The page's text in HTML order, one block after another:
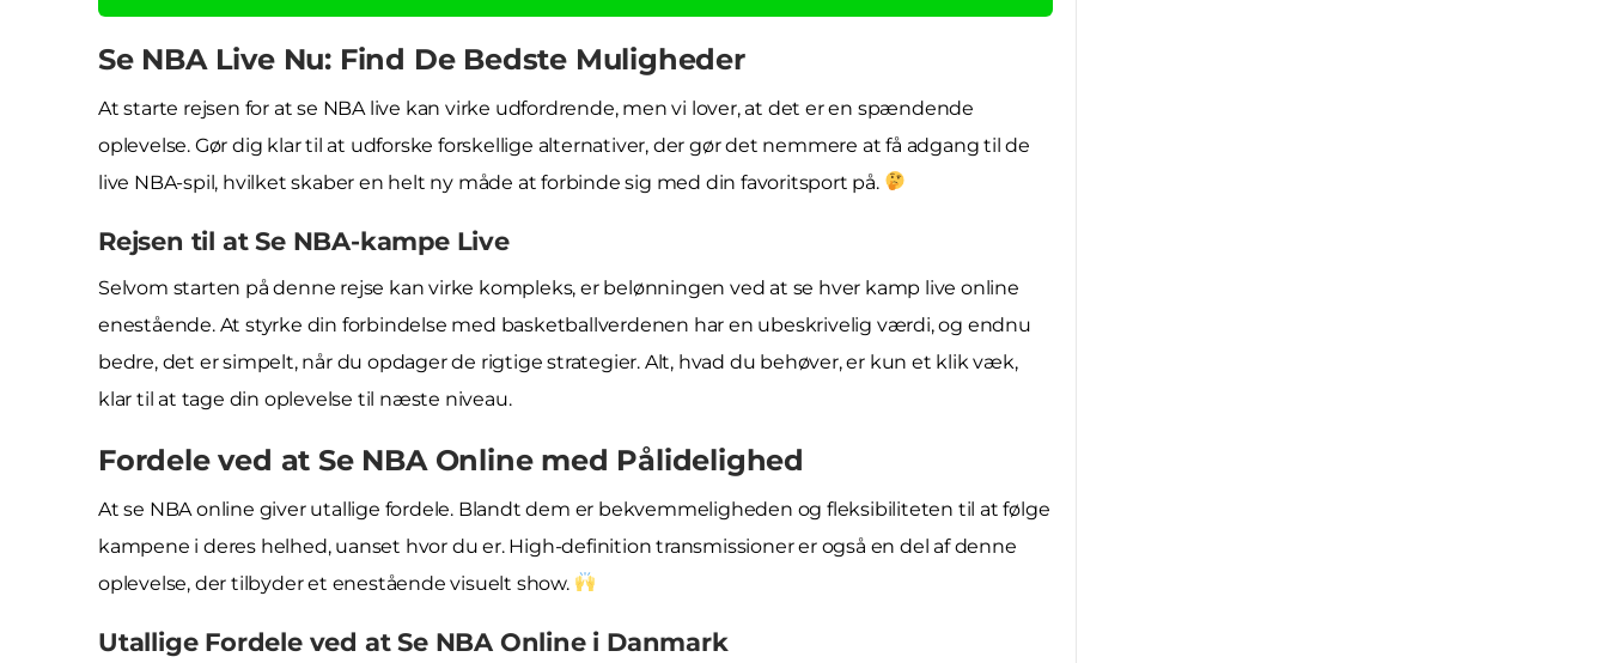
Se NBA Live Nu: Find De Bedste Muligheder
At starte rejsen for at se NBA live kan virke udfordrende, men vi lover, at det er en spændende
oplevelse. Gør dig klar til at udforske forskellige alternativer, der gør det nemmere at få adgang til de
live NBA-spil, hvilket skaber en helt ny måde at forbinde sig med din favoritsport på.
Rejsen til at Se NBA-kampe Live
Selvom starten på denne rejse kan virke kompleks, er belønningen ved at se hver kamp live online
enestående. At styrke din forbindelse med basketballverdenen har en ubeskrivelig værdi, og endnu
bedre, det er simpelt, når du opdager de rigtige strategier. Alt, hvad du behøver, er kun et klik væk,
klar til at tage din oplevelse til næste niveau.
Fordele ved at Se NBA Online med Pålidelighed
At se NBA online giver utallige fordele. Blandt dem er bekvemmeligheden og fleksibiliteten til at følge
kampene i deres helhed, uanset hvor du er. High-definition transmissioner er også en del af denne
oplevelse, der tilbyder et enestående visuelt show.
Utallige Fordele ved at Se NBA Online i Danmark